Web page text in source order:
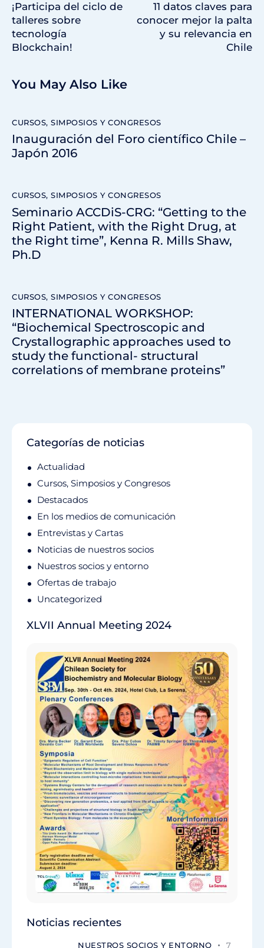
¡Participa del ciclo de
talleres sobre
tecnología
Blockchain!
11 datos claves para
conocer mejor la palta
y su relevancia en
Chile
You May Also Like
CURSOS, SIMPOSIOS Y CONGRESOS
Inauguración del Foro científico Chile –
Japón 2016
CURSOS, SIMPOSIOS Y CONGRESOS
Seminario ACCDiS-CRG: “Getting to the
Right Patient, with the Right Drug, at
the Right time”, Kenna R. Mills Shaw,
Ph.D
CURSOS, SIMPOSIOS Y CONGRESOS
INTERNATIONAL WORKSHOP:
“Biochemical Spectroscopic and
Crystallographic approaches used to
study the functional- structural
correlations of membrane proteins”
Categorías de noticias
Actualidad
Cursos, Simposios y Congresos
Destacados
En los medios de comunicación
Entrevistas y Cartas
Noticias de nuestros socios
Nuestros socios y entorno
Ofertas de trabajo
Uncategorized
XLVII Annual Meeting 2024
Noticias recientes
NUESTROS SOCIOS Y ENTORNO 7